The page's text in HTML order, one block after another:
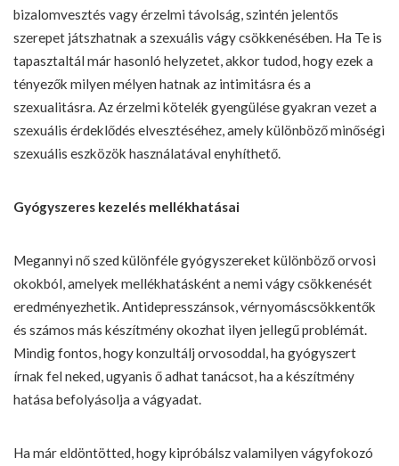
bizalomvesztés vagy érzelmi távolság, szintén jelentős
szerepet játszhatnak a szexuális vágy csökkenésében. Ha Te is
tapasztaltál már hasonló helyzetet, akkor tudod, hogy ezek a
tényezők milyen mélyen hatnak az intimitásra és a
szexualitásra. Az érzelmi kötelék gyengülése gyakran vezet a
szexuális érdeklődés elvesztéséhez, amely különböző minőségi
szexuális eszközök használatával enyhíthető.
Gyógyszeres kezelés mellékhatásai
Megannyi nő szed különféle gyógyszereket különböző orvosi
okokból, amelyek mellékhatásként a nemi vágy csökkenését
eredményezhetik. Antidepresszánsok, vérnyomáscsökkentők
és számos más készítmény okozhat ilyen jellegű problémát.
Mindig fontos, hogy konzultálj orvosoddal, ha gyógyszert
írnak fel neked, ugyanis ő adhat tanácsot, ha a készítmény
hatása befolyásolja a vágyadat.
Ha már eldöntötted, hogy kipróbálsz valamilyen vágyfokozó